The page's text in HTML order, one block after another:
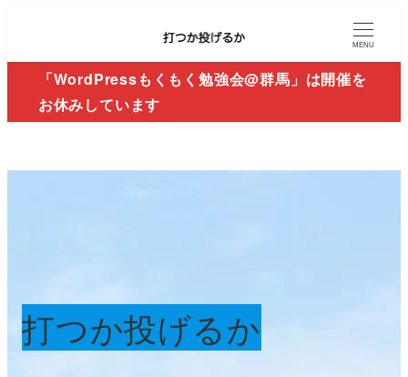
MENU
「WordPressもくもく勉強会@群馬」は開催を
お休みしています
打つか投げるか